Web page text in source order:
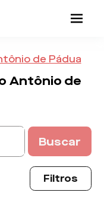
de Pádua
Antônio de
Buscar
Filtros